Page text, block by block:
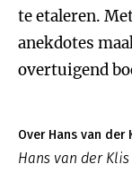
te etaleren.
anekdotes
overtuigend
Over Hans van der
Hans van der